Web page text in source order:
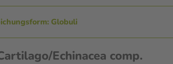
Globuli
Echinacea comp.